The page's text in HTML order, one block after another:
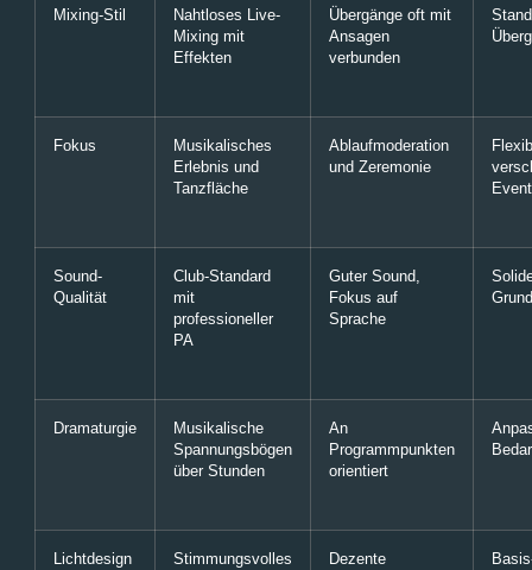
Mixing-Stil
Nahtloses Live-
Mixing mit
Effekten
Übergänge oft mit
Ansagen
verbunden
Fokus
Musikalisches
Erlebnis und
Tanzfläche
Ablaufmoderation
und Zeremonie
Sound-
Qualität
Club-Standard
mit
professioneller
PA
Guter Sound,
Fokus auf
Sprache
Dramaturgie
Musikalische
Spannungsbögen
über Stunden
An
Programmpunkten
orientiert
Lichtdesign
Stimmungsvolles
Dezente